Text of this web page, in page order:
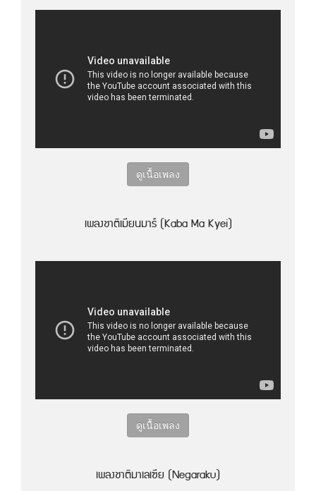
ดูเนื้อเพลง
เพลงชาติเมียนมาร์ (Kaba Ma Kyei)
ดูเนื้อเพลง
เพลงชาติมาเลเซีย (Negaraku)